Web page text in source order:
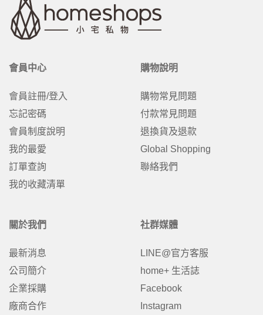
會員中心
會員註冊/登入
忘記密碼
會員制度說明
我的最愛
訂單查詢
我的收藏清單
購物說明
購物常見問題
付款常見問題
退換貨及退款
Global Shopping
聯絡我們
關於我們
最新消息
公司簡介
企業採購
廠商合作
社群媒體
LINE@官方客服
home+ 生活誌
Facebook
Instagram